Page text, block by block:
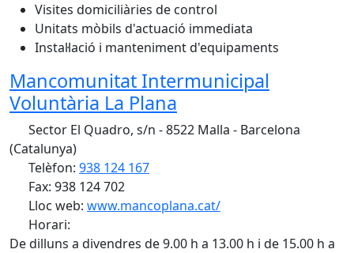
Visites domiciliàries de control
Unitats mòbils d'actuació immediata
Instal·lació i manteniment d'equipaments
Mancomunitat Intermunicipal
Voluntària La Plana
Sector El Quadro, s/n - 8522 Malla - Barcelona
(Catalunya)
Telèfon: 938 124 167
Fax: 938 124 702
Lloc web: www.mancoplana.cat/
Horari:
De dilluns a divendres de 9.00 h a 13.00 h i de 15.00 h a